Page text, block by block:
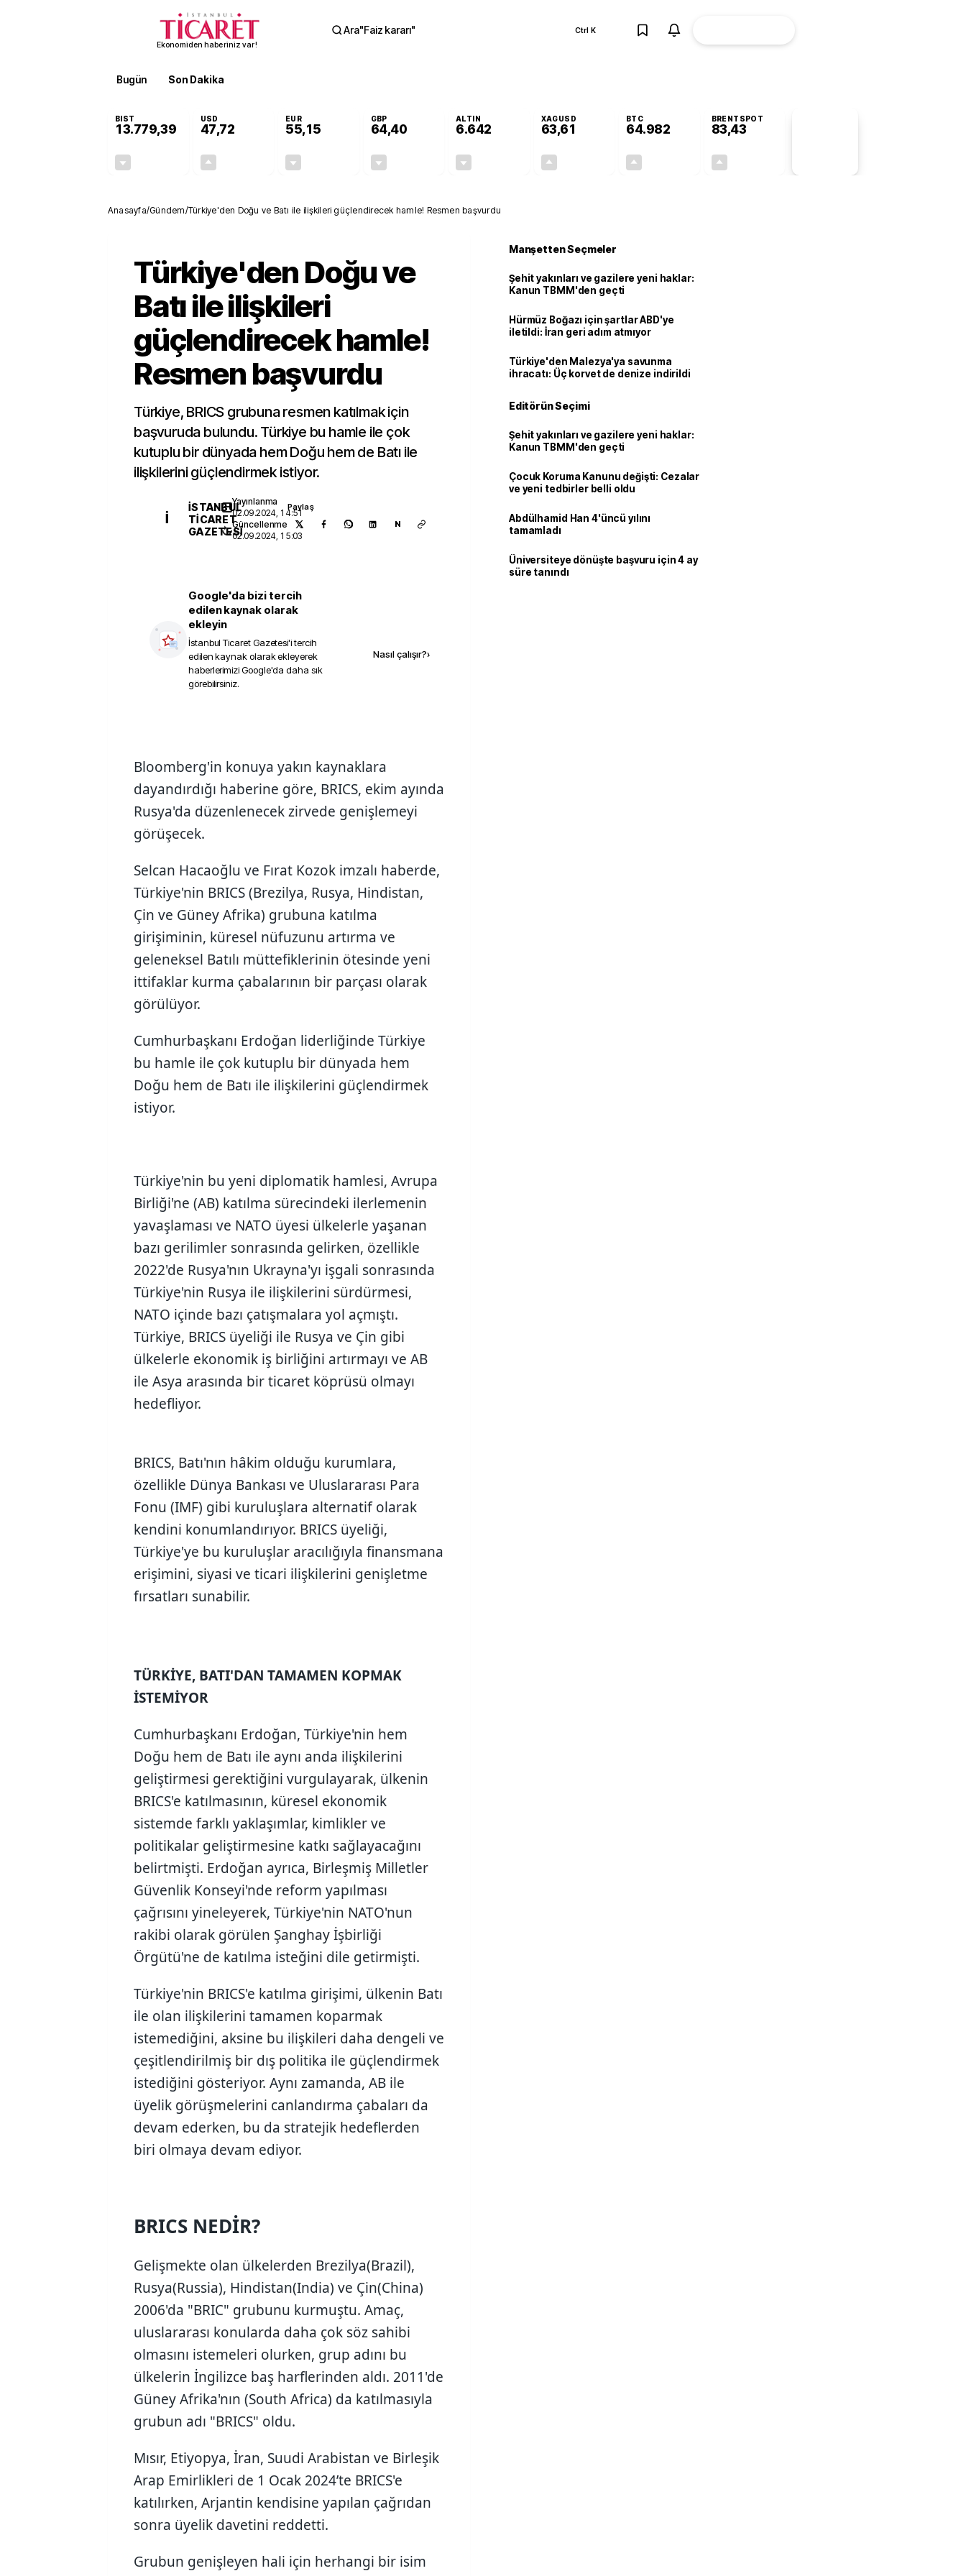
Ekonomiden haberiniz var!
Ara"Faiz kararı" Ctrl K
Bugün Son Dakika
BIST
13.779,39
USD
47,72
EUR
55,15
GBP
64,40
ALTIN
6.642
XAGUSD
63,61
BTC
64.982
BRENTSPOT
83,43
Anasayfa/Gündem/Türkiye'den Doğu ve Batı ile ilişkileri güçlendirecek hamle! Resmen başvurdu
Türkiye'den Doğu ve
Batı ile ilişkileri
güçlendirecek hamle!
Resmen başvurdu
Türkiye, BRICS grubuna resmen katılmak için
başvuruda bulundu. Türkiye bu hamle ile çok
kutuplu bir dünyada hem Doğu hem de Batı ile
ilişkilerini güçlendirmek istiyor.
İ
İSTANBUL
TICARET
GAZETESI
Yayınlanma
02.09.2024, 14:51
Güncellenme
02.09.2024, 15:03
Paylaş
N
Google'da bizi tercih
edilen kaynak olarak
ekleyin
İstanbul Ticaret Gazetesi'i tercih
edilen kaynak olarak ekleyerek
haberlerimizi Google'da daha sık
görebilirsiniz.
Nasıl çalışır?›
Bloomberg'in konuya yakın kaynaklara
dayandırdığı haberine göre, BRICS, ekim ayında
Rusya'da düzenlenecek zirvede genişlemeyi
görüşecek.
Selcan Hacaoğlu ve Fırat Kozok imzalı haberde,
Türkiye'nin BRICS (Brezilya, Rusya, Hindistan,
Çin ve Güney Afrika) grubuna katılma
girişiminin, küresel nüfuzunu artırma ve
geleneksel Batılı müttefiklerinin ötesinde yeni
ittifaklar kurma çabalarının bir parçası olarak
görülüyor.
Cumhurbaşkanı Erdoğan liderliğinde Türkiye
bu hamle ile çok kutuplu bir dünyada hem
Doğu hem de Batı ile ilişkilerini güçlendirmek
istiyor.
Türkiye'nin bu yeni diplomatik hamlesi, Avrupa
Birliği'ne (AB) katılma sürecindeki ilerlemenin
yavaşlaması ve NATO üyesi ülkelerle yaşanan
bazı gerilimler sonrasında gelirken, özellikle
2022'de Rusya'nın Ukrayna'yı işgali sonrasında
Türkiye'nin Rusya ile ilişkilerini sürdürmesi,
NATO içinde bazı çatışmalara yol açmıştı.
Türkiye, BRICS üyeliği ile Rusya ve Çin gibi
ülkelerle ekonomik iş birliğini artırmayı ve AB
ile Asya arasında bir ticaret köprüsü olmayı
hedefliyor.
BRICS, Batı'nın hâkim olduğu kurumlara,
özellikle Dünya Bankası ve Uluslararası Para
Fonu (IMF) gibi kuruluşlara alternatif olarak
kendini konumlandırıyor. BRICS üyeliği,
Türkiye'ye bu kuruluşlar aracılığıyla finansmana
erişimini, siyasi ve ticari ilişkilerini genişletme
fırsatları sunabilir.
TÜRKİYE, BATI'DAN TAMAMEN KOPMAK
İSTEMİYOR
Cumhurbaşkanı Erdoğan, Türkiye'nin hem
Doğu hem de Batı ile aynı anda ilişkilerini
geliştirmesi gerektiğini vurgulayarak, ülkenin
BRICS'e katılmasının, küresel ekonomik
sistemde farklı yaklaşımlar, kimlikler ve
politikalar geliştirmesine katkı sağlayacağını
belirtmişti. Erdoğan ayrıca, Birleşmiş Milletler
Güvenlik Konseyi'nde reform yapılması
çağrısını yineleyerek, Türkiye'nin NATO'nun
rakibi olarak görülen Şanghay İşbirliği
Örgütü'ne de katılma isteğini dile getirmişti.
Türkiye'nin BRICS'e katılma girişimi, ülkenin Batı
ile olan ilişkilerini tamamen koparmak
istemediğini, aksine bu ilişkileri daha dengeli ve
çeşitlendirilmiş bir dış politika ile güçlendirmek
istediğini gösteriyor. Aynı zamanda, AB ile
üyelik görüşmelerini canlandırma çabaları da
devam ederken, bu da stratejik hedeflerden
biri olmaya devam ediyor.
BRICS NEDİR?
Gelişmekte olan ülkelerden Brezilya(Brazil),
Rusya(Russia), Hindistan(India) ve Çin(China)
2006'da "BRIC" grubunu kurmuştu. Amaç,
uluslararası konularda daha çok söz sahibi
olmasını istemeleri olurken, grup adını bu
ülkelerin İngilizce baş harflerinden aldı. 2011'de
Güney Afrika'nın (South Africa) da katılmasıyla
grubun adı "BRICS" oldu.
Mısır, Etiyopya, İran, Suudi Arabistan ve Birleşik
Arap Emirlikleri de 1 Ocak 2024’te BRICS'e
katılırken, Arjantin kendisine yapılan çağrıdan
sonra üyelik davetini reddetti.
Grubun genişleyen hali için herhangi bir isim
Manşetten Seçmeler
Şehit yakınları ve gazilere yeni haklar:
Kanun TBMM'den geçti
Hürmüz Boğazı için şartlar ABD'ye
iletildi: İran geri adım atmıyor
Türkiye'den Malezya'ya savunma
ihracatı: Üç korvet de denize indirildi
Editörün Seçimi
Şehit yakınları ve gazilere yeni haklar:
Kanun TBMM'den geçti
Çocuk Koruma Kanunu değişti: Cezalar
ve yeni tedbirler belli oldu
Abdülhamid Han 4'üncü yılını
tamamladı
Üniversiteye dönüşte başvuru için 4 ay
süre tanındı